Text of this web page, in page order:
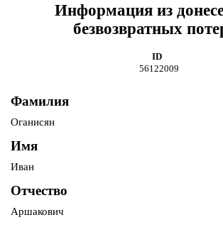
Информация из
безвозвратных
ID
56122009
Фамилия
Оганисян
Имя
Иван
Отчество
Аршакович